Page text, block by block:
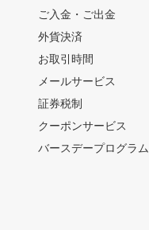
ご入金・ご出金
外貨決済
お取引時間
メールサービス
証券税制
クーポンサービス
バースデープログラム